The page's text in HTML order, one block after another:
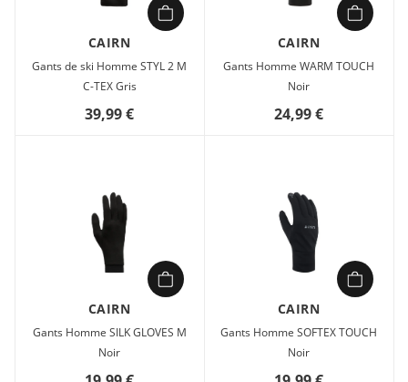
CAIRN
Gants de ski Homme STYL 2 M
C-TEX Gris
39,99 €
CAIRN
Gants Homme WARM TOUCH
Noir
24,99 €
CAIRN
Gants Homme SILK GLOVES M
Noir
CAIRN
Gants Homme SOFTEX TOUCH
Noir